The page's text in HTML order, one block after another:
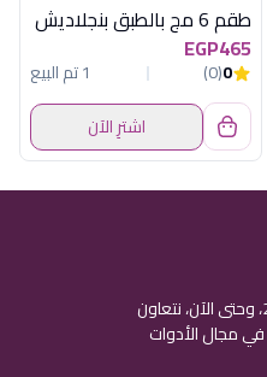
طقم 6 مج بالطبق بنجلاديش
EGP465
0
(0)
1 تم البيع
اشترِ الآن
تأسست myhome في البداية عام 2016، وحتى الآن، نتعاون
في مجال الأدوات